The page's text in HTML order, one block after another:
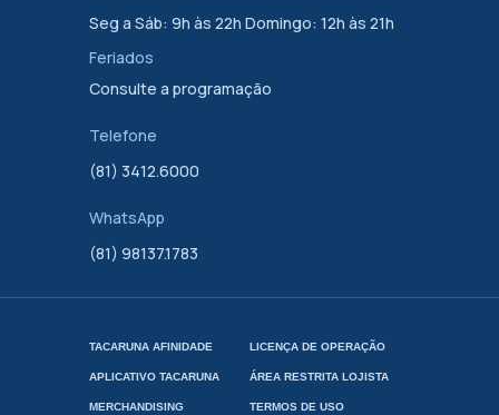
Seg a Sáb: 9h às 22h Domingo: 12h às 21h
Feriados
Consulte a programação
Telefone
(81) 3412.6000
WhatsApp
(81) 98137.1783
TACARUNA AFINIDADE
APLICATIVO TACARUNA
MERCHANDISING
LICENÇA DE OPERAÇÃO
ÁREA RESTRITA LOJISTA
TERMOS DE USO